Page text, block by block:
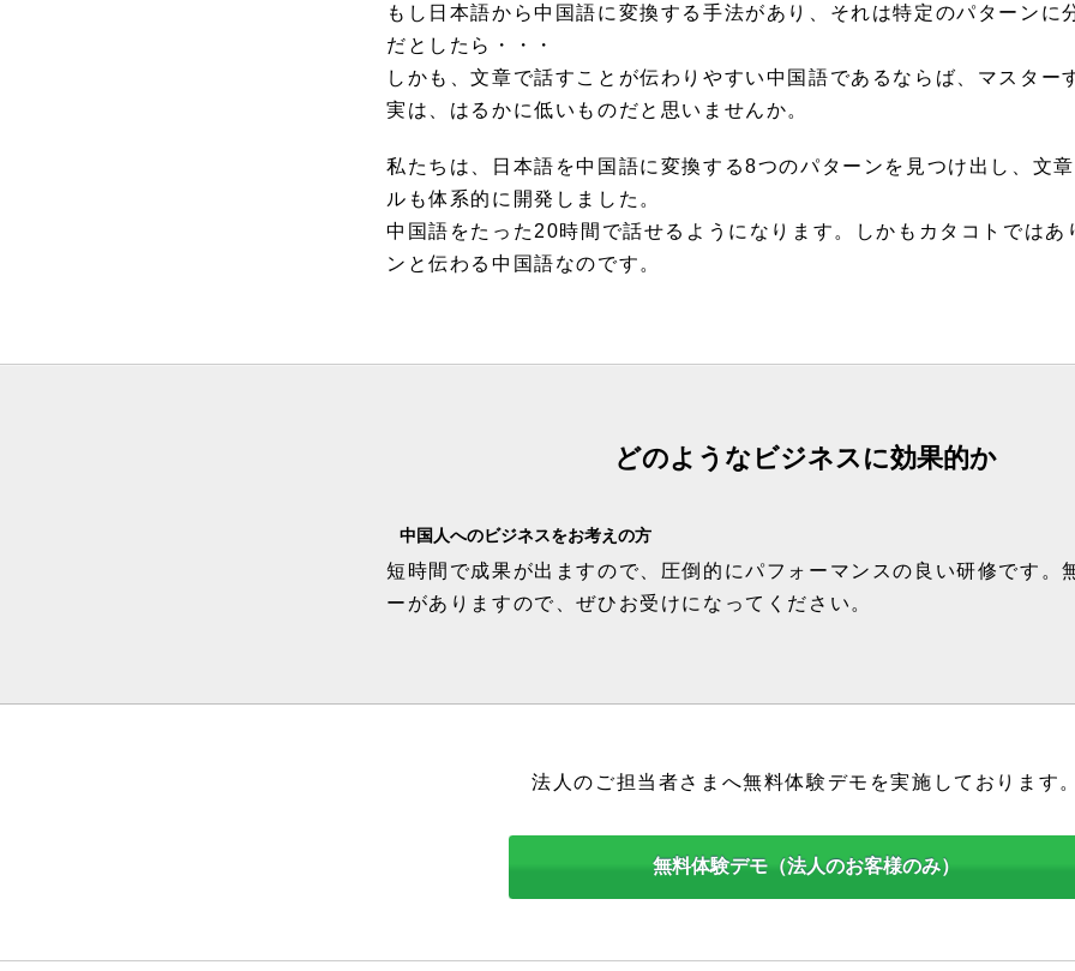
もし日本語から中国語に変換する手法があり、それは特定のパターンに
だとしたら・・・
しかも、文章で話すことが伝わりやすい中国語であるならば、マスター
実は、はるかに低いものだと思いませんか。
私たちは、日本語を中国語に変換する8つのパターンを見つけ出し、文
ルも体系的に開発しました。
中国語をたった20時間で話せるようになります。しかもカタコトではあ
ンと伝わる中国語なのです。
どのようなビジネスに効果的か
中国人へのビジネスをお考えの方
短時間で成果が出ますので、圧倒的にパフォーマンスの良い研修です。
ーがありますので、ぜひお受けになってください。
法人のご担当者さまへ無料体験デモを実施しております。
無料体験デモ（法人のお客様のみ）